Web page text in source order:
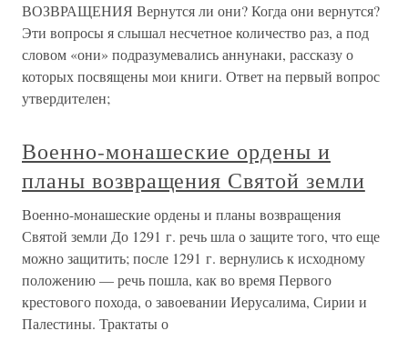
ВОЗВРАЩЕНИЯ Вернутся ли они? Когда они вернутся?
Эти вопросы я слышал несчетное количество раз, а под
словом «они» подразумевались аннунаки, рассказу о
которых посвящены мои книги. Ответ на первый вопрос
утвердителен;
Военно-монашеские ордены и
планы возвращения Святой земли
Военно-монашеские ордены и планы возвращения
Святой земли До 1291 г. речь шла о защите того, что еще
можно защитить; после 1291 г. вернулись к исходному
положению — речь пошла, как во время Первого
крестового похода, о завоевании Иерусалима, Сирии и
Палестины. Трактаты о